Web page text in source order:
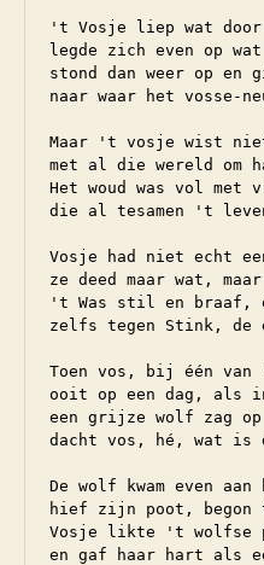
't Vosje liep wat door
legde zich even op wat
stond dan weer op en
naar waar het vosse-
Maar 't vosje wist niet
met al die wereld om
Het woud was vol met
die al tesamen 't
Vosje had niet echt
ze deed maar wat,
't Was stil en braaf,
zelfs tegen Stink, de
Toen vos, bij één van
ooit op een dag, als
een grijze wolf zag op
dacht vos, hé, wat is
De wolf kwam even
hief zijn poot, begon
Vosje likte 't wolfse
en gaf haar hart als